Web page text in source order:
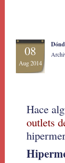
08
Aug 2014
Hace
outlets